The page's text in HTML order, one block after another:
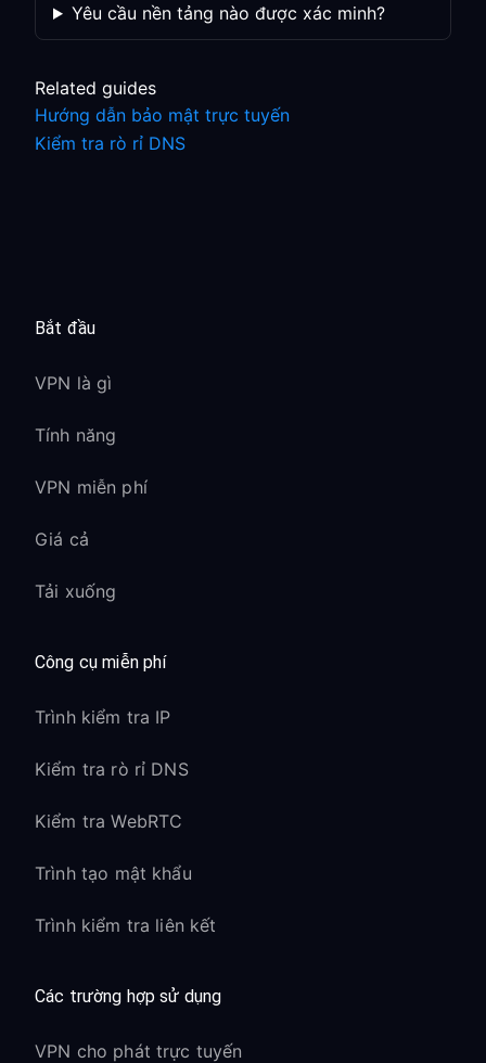
Yêu cầu nền tảng nào được xác minh?
Related guides
Hướng dẫn bảo mật trực tuyến
Kiểm tra rò rỉ DNS
Bắt đầu
VPN là gì
Tính năng
VPN miễn phí
Giá cả
Tải xuống
Công cụ miễn phí
Trình kiểm tra IP
Kiểm tra rò rỉ DNS
Kiểm tra WebRTC
Trình tạo mật khẩu
Trình kiểm tra liên kết
Các trường hợp sử dụng
VPN cho phát trực tuyến